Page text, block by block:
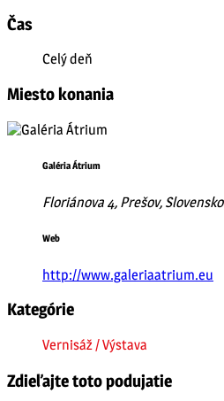
Čas
Celý deň
Miesto konania
Galéria Átrium
Floriánova 4, Prešov, Slovensko
Web
http://www.galeriaatrium.eu
Kategórie
Vernisáž / Výstava
Zdieľajte toto podujatie